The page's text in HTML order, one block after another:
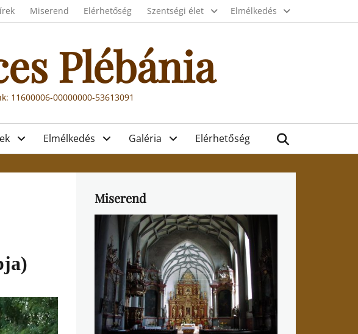
menu
Miserend Elérhetőség Szentségi élet Elmélkedés
Plébánia
11600006-00000000-53613091
Elmélkedés Galéria Elérhetőség
Miserend